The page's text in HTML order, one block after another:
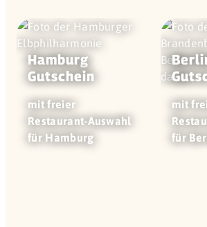
Hamburg
Gutschein
mit freier
Restaurant-Auswahl
für Hamburg
mit
für